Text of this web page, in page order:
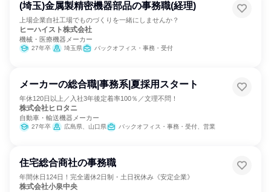
(埼玉)金属製精密機器部品の事務職(経理)
上場企業自社工場でものづくりを一緒にしませんか？
ヒーハイスト株式会社
機械・医療機器メーカー
27年卒 埼玉県 バックオフィス・事務・受付
メーカーの総合職|事務系|夏採用スタート
年休120日以上／入社3年後定着率100％／文理不問！
株式会社ヒロタニ
自動車・輸送機器メーカー
27年卒 広島県、山口県 バックオフィス・事務・受付、営業
住宅総合商社の事務職
年間休日124日！完全週休2日制・土日祝休み《安定企業》
株式会社小泉中央